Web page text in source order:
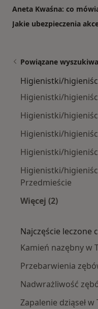
Aneta Kwaśna: co
Jakie ubezpieczenia
Powiązane
Higienistki/
Higienistki/
Higienistki/
Higienistki/
Higienistki/
Higienistki/
Przedmieście
Więcej (2)
Najczęście leczone
Kamień nazębny w
Przebarwienia
Nadwrażliwość
Zapalenie dziąseł